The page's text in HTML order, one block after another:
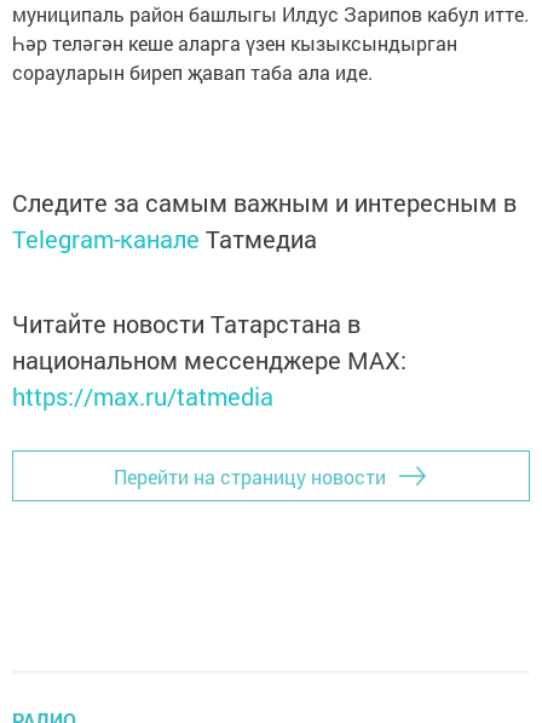
муниципаль район башлыгы Илдус Зарипов кабул итте.
Һәр теләгән кеше аларга үзен кызыксындырган
сорауларын биреп җавап таба ала иде.
Следите за самым важным и интересным в
Telegram-канале Татмедиа
Читайте новости Татарстана в
национальном мессенджере MАХ:
https://max.ru/tatmedia
Перейти на страницу новости